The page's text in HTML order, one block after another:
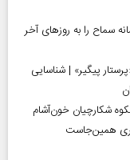
در سامانه سماح را به روز‌های آخر
پیگیر» | شناسایی
همین‌جاست